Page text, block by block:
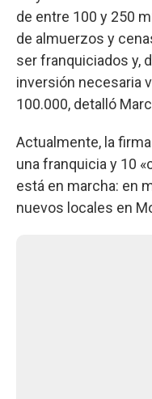
de entre 100 y 250
de almuerzos y
ser franquiciados y,
inversión necesaria
100.000, detalló
Actualmente, la
una franquicia y 10
está en marcha: en
nuevos locales en